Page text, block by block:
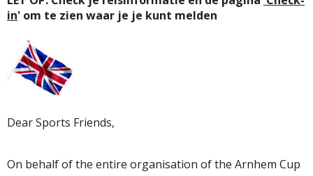
in' om te zien waar je je kunt melden
Dear Sports Friends,
On behalf of the entire organisation of the Arnhem Cup